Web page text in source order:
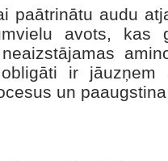
paātrinātu audu
avots, kas
ir
un